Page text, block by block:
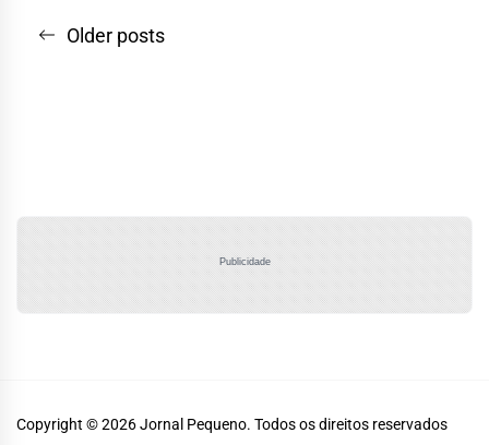
Navegação
Older posts
Publicidade
Copyright © 2026Jornal Pequeno. Todos os direitos reservados